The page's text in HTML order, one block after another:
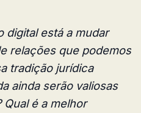
digital está a mudar
relações que podemos
tradição jurídica
ainda serão valiosas
é a melhor